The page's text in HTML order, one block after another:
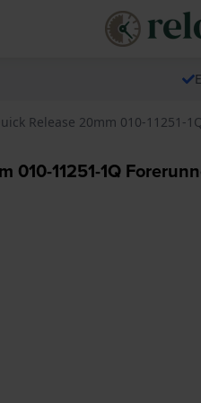
Release 20mm 010-11251-
010-11251-1Q